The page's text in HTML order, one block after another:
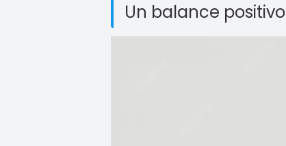
Un balance positivo